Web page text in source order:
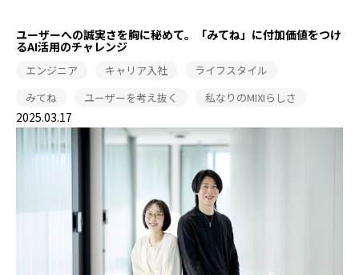
ユーザーへの誠実さを胸に秘めて。「みてね」に付加価値をつけ
るAI活用のチャレンジ
エンジニア キャリア入社
ライフスタイル
みてね
ユーザーを考え抜く 私なりのMIXIらしさ
2025.03.17